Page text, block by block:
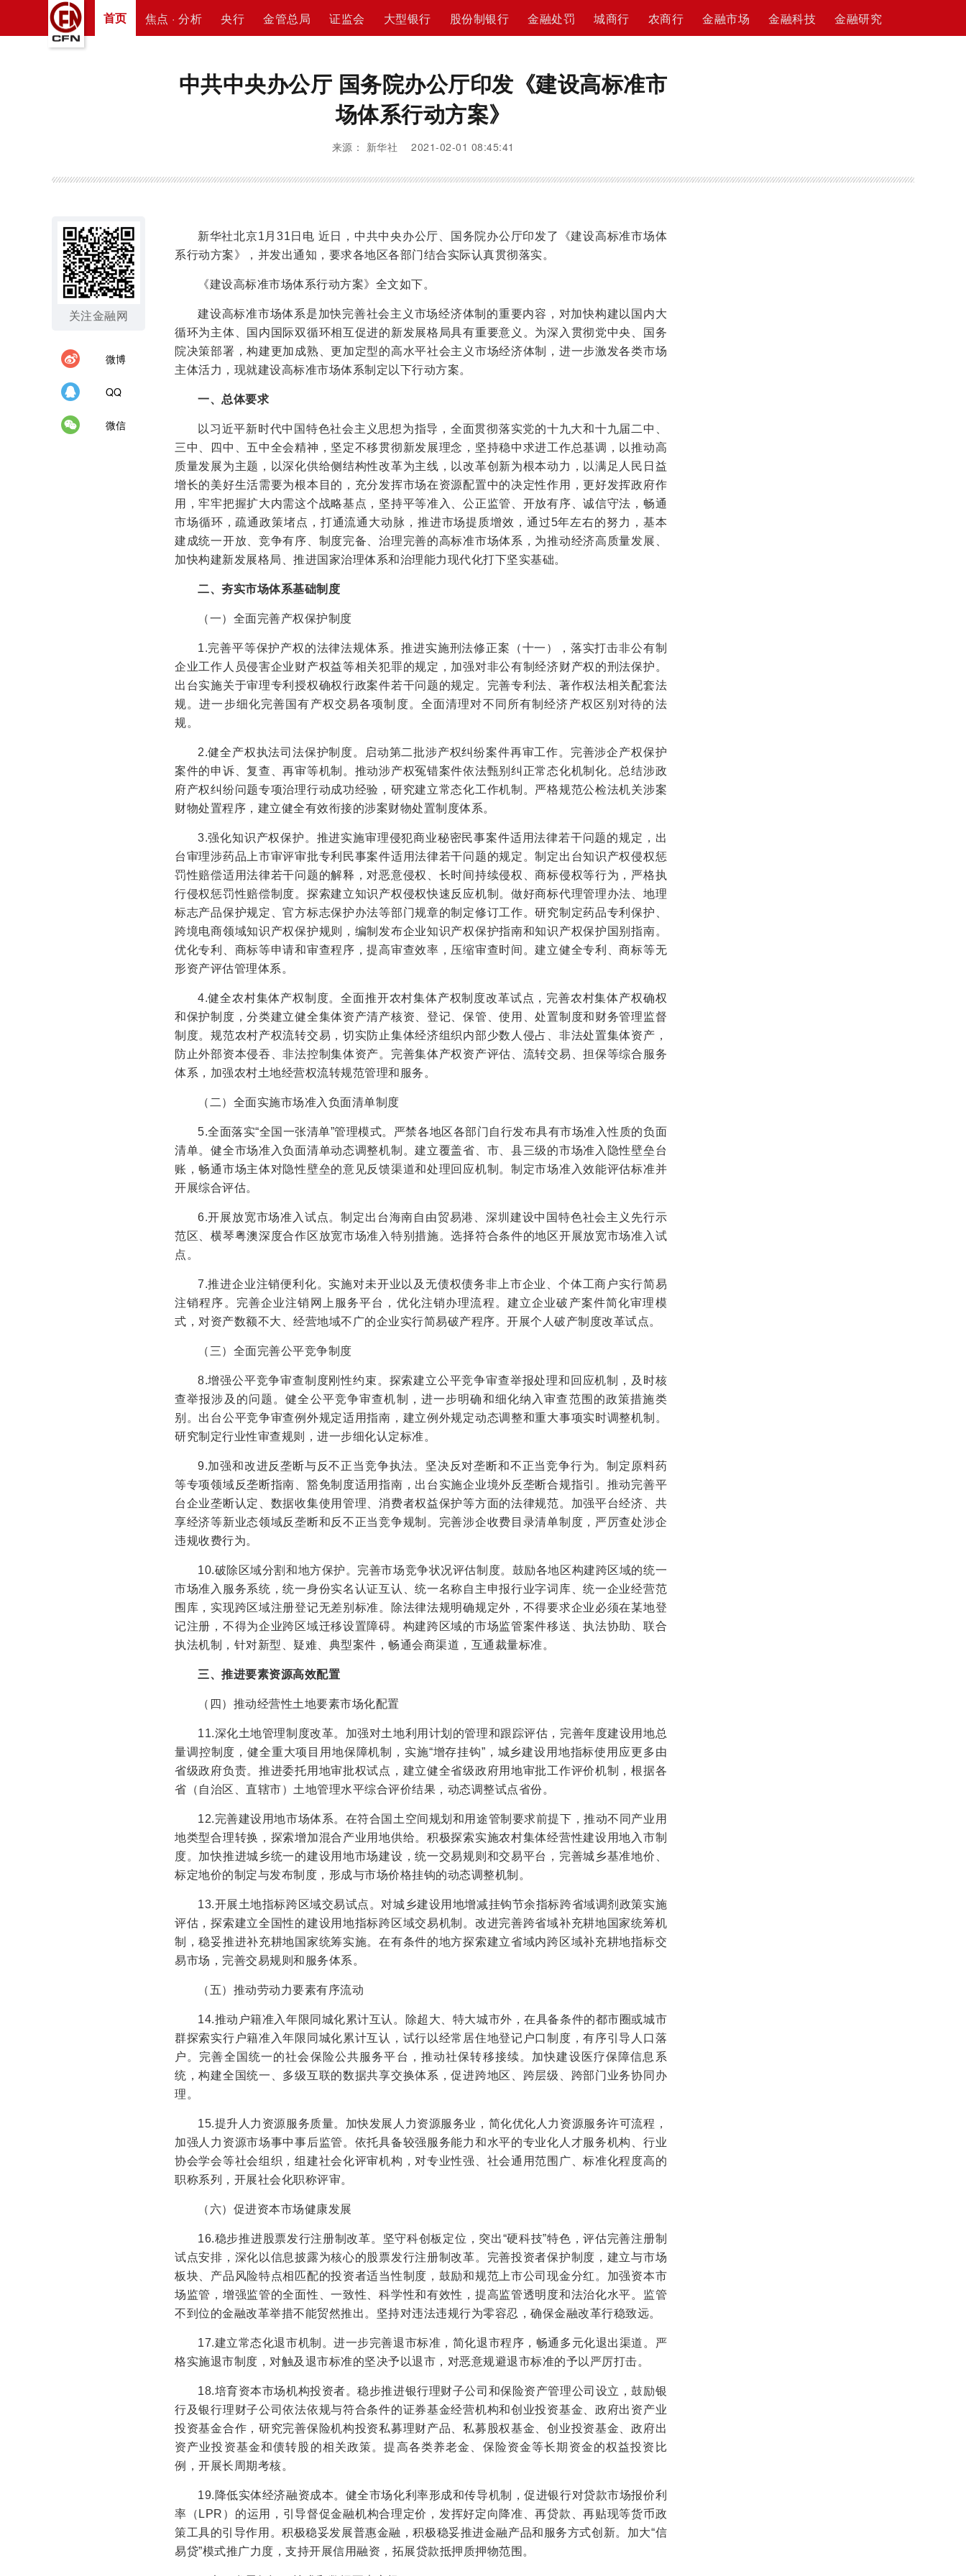
首页 焦点 · 分析 央行 金管总局 证监会 大型银行 股份制银行 金融处罚 城商行 农商行 金融市场 金融科技 金融研究
中共中央办公厅 国务院办公厅印发《建设高标准市
场体系行动方案》
来源： 新华社 2021-02-01 08:45:41
关注金融网
微博
QQ
微信
新华社北京1月31日电 近日，中共中央办公厅、国务院办公厅印发了《建设高标准市场体
系行动方案》，并发出通知，要求各地区各部门结合实际认真贯彻落实。
《建设高标准市场体系行动方案》全文如下。
建设高标准市场体系是加快完善社会主义市场经济体制的重要内容，对加快构建以国内大
循环为主体、国内国际双循环相互促进的新发展格局具有重要意义。为深入贯彻党中央、国务
院决策部署，构建更加成熟、更加定型的高水平社会主义市场经济体制，进一步激发各类市场
主体活力，现就建设高标准市场体系制定以下行动方案。
一、总体要求
以习近平新时代中国特色社会主义思想为指导，全面贯彻落实党的十九大和十九届二中、
三中、四中、五中全会精神，坚定不移贯彻新发展理念，坚持稳中求进工作总基调，以推动高
质量发展为主题，以深化供给侧结构性改革为主线，以改革创新为根本动力，以满足人民日益
增长的美好生活需要为根本目的，充分发挥市场在资源配置中的决定性作用，更好发挥政府作
用，牢牢把握扩大内需这个战略基点，坚持平等准入、公正监管、开放有序、诚信守法，畅通
市场循环，疏通政策堵点，打通流通大动脉，推进市场提质增效，通过5年左右的努力，基本
建成统一开放、竞争有序、制度完备、治理完善的高标准市场体系，为推动经济高质量发展、
加快构建新发展格局、推进国家治理体系和治理能力现代化打下坚实基础。
二、夯实市场体系基础制度
（一）全面完善产权保护制度
1.完善平等保护产权的法律法规体系。推进实施刑法修正案（十一），落实打击非公有制
企业工作人员侵害企业财产权益等相关犯罪的规定，加强对非公有制经济财产权的刑法保护。
出台实施关于审理专利授权确权行政案件若干问题的规定。完善专利法、著作权法相关配套法
规。进一步细化完善国有产权交易各项制度。全面清理对不同所有制经济产权区别对待的法
规。
2.健全产权执法司法保护制度。启动第二批涉产权纠纷案件再审工作。完善涉企产权保护
案件的申诉、复查、再审等机制。推动涉产权冤错案件依法甄别纠正常态化机制化。总结涉政
府产权纠纷问题专项治理行动成功经验，研究建立常态化工作机制。严格规范公检法机关涉案
财物处置程序，建立健全有效衔接的涉案财物处置制度体系。
3.强化知识产权保护。推进实施审理侵犯商业秘密民事案件适用法律若干问题的规定，出
台审理涉药品上市审评审批专利民事案件适用法律若干问题的规定。制定出台知识产权侵权惩
罚性赔偿适用法律若干问题的解释，对恶意侵权、长时间持续侵权、商标侵权等行为，严格执
行侵权惩罚性赔偿制度。探索建立知识产权侵权快速反应机制。做好商标代理管理办法、地理
标志产品保护规定、官方标志保护办法等部门规章的制定修订工作。研究制定药品专利保护、
跨境电商领域知识产权保护规则，编制发布企业知识产权保护指南和知识产权保护国别指南。
优化专利、商标等申请和审查程序，提高审查效率，压缩审查时间。建立健全专利、商标等无
形资产评估管理体系。
4.健全农村集体产权制度。全面推开农村集体产权制度改革试点，完善农村集体产权确权
和保护制度，分类建立健全集体资产清产核资、登记、保管、使用、处置制度和财务管理监督
制度。规范农村产权流转交易，切实防止集体经济组织内部少数人侵占、非法处置集体资产，
防止外部资本侵吞、非法控制集体资产。完善集体产权资产评估、流转交易、担保等综合服务
体系，加强农村土地经营权流转规范管理和服务。
（二）全面实施市场准入负面清单制度
5.全面落实“全国一张清单”管理模式。严禁各地区各部门自行发布具有市场准入性质的负面
清单。健全市场准入负面清单动态调整机制。建立覆盖省、市、县三级的市场准入隐性壁垒台
账，畅通市场主体对隐性壁垒的意见反馈渠道和处理回应机制。制定市场准入效能评估标准并
开展综合评估。
6.开展放宽市场准入试点。制定出台海南自由贸易港、深圳建设中国特色社会主义先行示
范区、横琴粤澳深度合作区放宽市场准入特别措施。选择符合条件的地区开展放宽市场准入试
点。
7.推进企业注销便利化。实施对未开业以及无债权债务非上市企业、个体工商户实行简易
注销程序。完善企业注销网上服务平台，优化注销办理流程。建立企业破产案件简化审理模
式，对资产数额不大、经营地域不广的企业实行简易破产程序。开展个人破产制度改革试点。
（三）全面完善公平竞争制度
8.增强公平竞争审查制度刚性约束。探索建立公平竞争审查举报处理和回应机制，及时核
查举报涉及的问题。健全公平竞争审查机制，进一步明确和细化纳入审查范围的政策措施类
别。出台公平竞争审查例外规定适用指南，建立例外规定动态调整和重大事项实时调整机制。
研究制定行业性审查规则，进一步细化认定标准。
9.加强和改进反垄断与反不正当竞争执法。坚决反对垄断和不正当竞争行为。制定原料药
等专项领域反垄断指南、豁免制度适用指南，出台实施企业境外反垄断合规指引。推动完善平
台企业垄断认定、数据收集使用管理、消费者权益保护等方面的法律规范。加强平台经济、共
享经济等新业态领域反垄断和反不正当竞争规制。完善涉企收费目录清单制度，严厉查处涉企
违规收费行为。
10.破除区域分割和地方保护。完善市场竞争状况评估制度。鼓励各地区构建跨区域的统一
市场准入服务系统，统一身份实名认证互认、统一名称自主申报行业字词库、统一企业经营范
围库，实现跨区域注册登记无差别标准。除法律法规明确规定外，不得要求企业必须在某地登
记注册，不得为企业跨区域迁移设置障碍。构建跨区域的市场监管案件移送、执法协助、联合
执法机制，针对新型、疑难、典型案件，畅通会商渠道，互通裁量标准。
三、推进要素资源高效配置
（四）推动经营性土地要素市场化配置
11.深化土地管理制度改革。加强对土地利用计划的管理和跟踪评估，完善年度建设用地总
量调控制度，健全重大项目用地保障机制，实施“增存挂钩”，城乡建设用地指标使用应更多由
省级政府负责。推进委托用地审批权试点，建立健全省级政府用地审批工作评价机制，根据各
省（自治区、直辖市）土地管理水平综合评价结果，动态调整试点省份。
12.完善建设用地市场体系。在符合国土空间规划和用途管制要求前提下，推动不同产业用
地类型合理转换，探索增加混合产业用地供给。积极探索实施农村集体经营性建设用地入市制
度。加快推进城乡统一的建设用地市场建设，统一交易规则和交易平台，完善城乡基准地价、
标定地价的制定与发布制度，形成与市场价格挂钩的动态调整机制。
13.开展土地指标跨区域交易试点。对城乡建设用地增减挂钩节余指标跨省域调剂政策实施
评估，探索建立全国性的建设用地指标跨区域交易机制。改进完善跨省域补充耕地国家统筹机
制，稳妥推进补充耕地国家统筹实施。在有条件的地方探索建立省域内跨区域补充耕地指标交
易市场，完善交易规则和服务体系。
（五）推动劳动力要素有序流动
14.推动户籍准入年限同城化累计互认。除超大、特大城市外，在具备条件的都市圈或城市
群探索实行户籍准入年限同城化累计互认，试行以经常居住地登记户口制度，有序引导人口落
户。完善全国统一的社会保险公共服务平台，推动社保转移接续。加快建设医疗保障信息系
统，构建全国统一、多级互联的数据共享交换体系，促进跨地区、跨层级、跨部门业务协同办
理。
15.提升人力资源服务质量。加快发展人力资源服务业，简化优化人力资源服务许可流程，
加强人力资源市场事中事后监管。依托具备较强服务能力和水平的专业化人才服务机构、行业
协会学会等社会组织，组建社会化评审机构，对专业性强、社会通用范围广、标准化程度高的
职称系列，开展社会化职称评审。
（六）促进资本市场健康发展
16.稳步推进股票发行注册制改革。坚守科创板定位，突出“硬科技”特色，评估完善注册制
试点安排，深化以信息披露为核心的股票发行注册制改革。完善投资者保护制度，建立与市场
板块、产品风险特点相匹配的投资者适当性制度，鼓励和规范上市公司现金分红。加强资本市
场监管，增强监管的全面性、一致性、科学性和有效性，提高监管透明度和法治化水平。监管
不到位的金融改革举措不能贸然推出。坚持对违法违规行为零容忍，确保金融改革行稳致远。
17.建立常态化退市机制。进一步完善退市标准，简化退市程序，畅通多元化退出渠道。严
格实施退市制度，对触及退市标准的坚决予以退市，对恶意规避退市标准的予以严厉打击。
18.培育资本市场机构投资者。稳步推进银行理财子公司和保险资产管理公司设立，鼓励银
行及银行理财子公司依法依规与符合条件的证券基金经营机构和创业投资基金、政府出资产业
投资基金合作，研究完善保险机构投资私募理财产品、私募股权基金、创业投资基金、政府出
资产业投资基金和债转股的相关政策。提高各类养老金、保险资金等长期资金的权益投资比
例，开展长周期考核。
19.降低实体经济融资成本。健全市场化利率形成和传导机制，促进银行对贷款市场报价利
率（LPR）的运用，引导督促金融机构合理定价，发挥好定向降准、再贷款、再贴现等货币政
策工具的引导作用。积极稳妥发展普惠金融，积极稳妥推进金融产品和服务方式创新。加大“信
易贷”模式推广力度，支持开展信用融资，拓展贷款抵押质押物范围。